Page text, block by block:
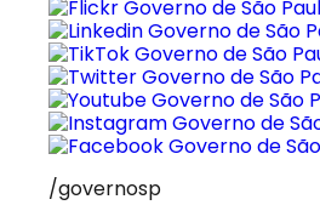
/governosp